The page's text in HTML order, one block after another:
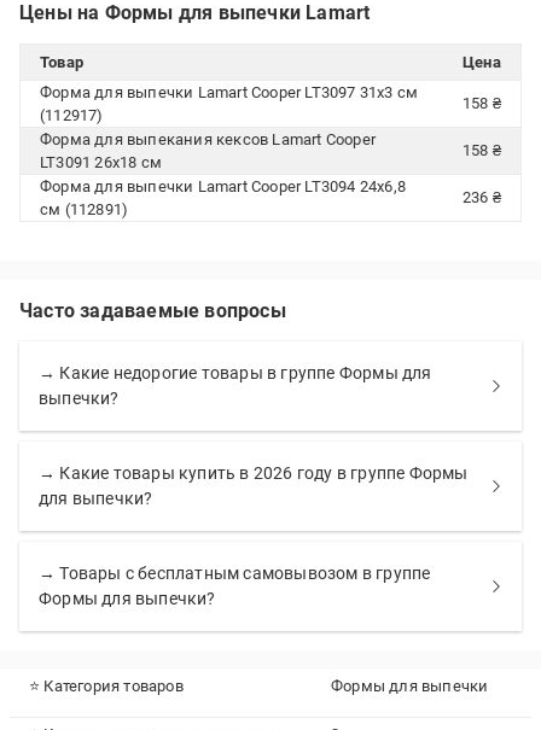
Цены на Формы для выпечки Lamart
Товар
Цена
Форма для выпечки Lamart Cooper LT3097 31х3 см
(112917)
158 ₴
Форма для выпекания кексов Lamart Cooper
LT3091 26х18 см
158 ₴
Форма для выпечки Lamart Cooper LT3094 24х6,8
см (112891)
236 ₴
Часто задаваемые вопросы
→ Какие недорогие товары в группе Формы для
выпечки?
→ Какие товары купить в 2026 году в группе Формы
для выпечки?
→ Товары с бесплатным самовывозом в группе
Формы для выпечки?
⭐ Категория товаров Формы для выпечки